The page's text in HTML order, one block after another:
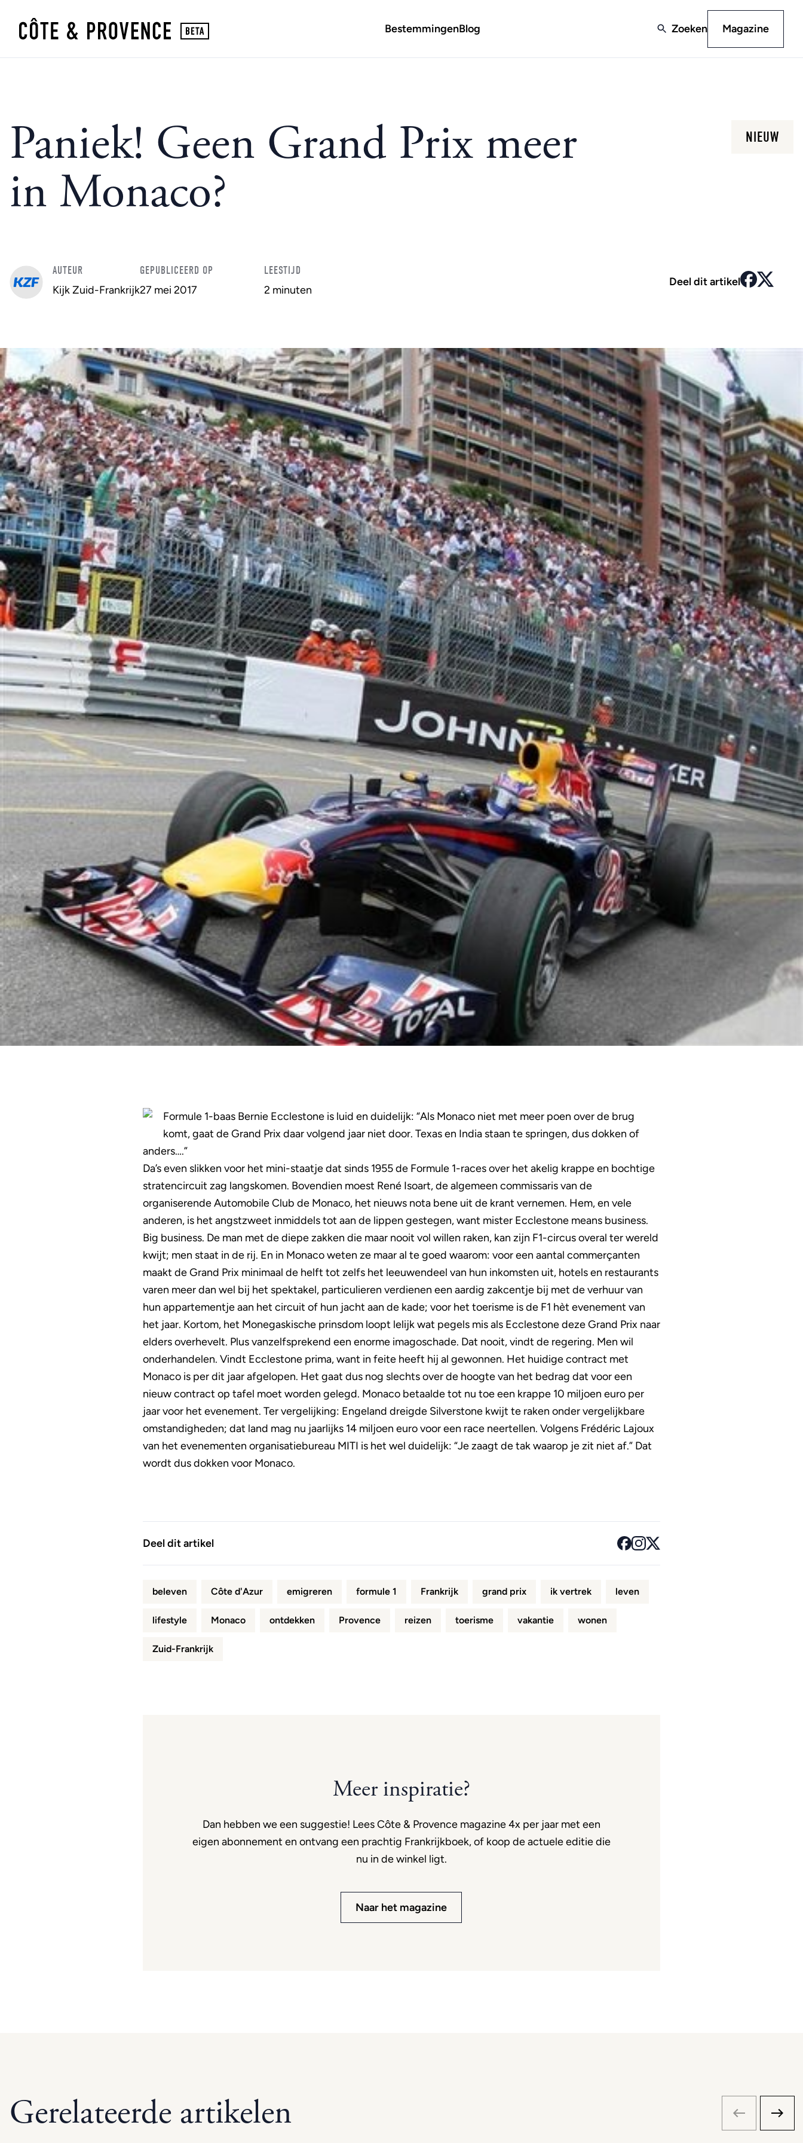
BestemmingenBlog Zoeken Magazine
Paniek! Geen Grand Prix meer
in Monaco?
NIEUW
AUTEUR
Kijk Zuid-Frankrijk
GEPUBLICEERD OP
27 mei 2017
LEESTIJD
2 minuten
Deel dit artikel
Formule 1-baas Bernie Ecclestone is luid en duidelijk: “Als Monaco niet met meer poen over de brug
komt, gaat de Grand Prix daar volgend jaar niet door. Texas en India staan te springen, dus dokken of
anders….”
Da’s even slikken voor het mini-staatje dat sinds 1955 de Formule 1-races over het akelig krappe en bochtige
stratencircuit zag langskomen. Bovendien moest René Isoart, de algemeen commissaris van de
organiserende Automobile Club de Monaco, het nieuws nota bene uit de krant vernemen. Hem, en vele
anderen, is het angstzweet inmiddels tot aan de lippen gestegen, want mister Ecclestone means business.
Big business. De man met de diepe zakken die maar nooit vol willen raken, kan zijn F1-circus overal ter wereld
kwijt; men staat in de rij. En in Monaco weten ze maar al te goed waarom: voor een aantal commerçanten
maakt de Grand Prix minimaal de helft tot zelfs het leeuwendeel van hun inkomsten uit, hotels en restaurants
varen meer dan wel bij het spektakel, particulieren verdienen een aardig zakcentje bij met de verhuur van
hun appartementje aan het circuit of hun jacht aan de kade; voor het toerisme is de F1 hèt evenement van
het jaar. Kortom, het Monegaskische prinsdom loopt lelijk wat pegels mis als Ecclestone deze Grand Prix naar
elders overhevelt. Plus vanzelfsprekend een enorme imagoschade. Dat nooit, vindt de regering. Men wil
onderhandelen. Vindt Ecclestone prima, want in feite heeft hij al gewonnen. Het huidige contract met
Monaco is per dit jaar afgelopen. Het gaat dus nog slechts over de hoogte van het bedrag dat voor een
nieuw contract op tafel moet worden gelegd. Monaco betaalde tot nu toe een krappe 10 miljoen euro per
jaar voor het evenement. Ter vergelijking: Engeland dreigde Silverstone kwijt te raken onder vergelijkbare
omstandigheden; dat land mag nu jaarlijks 14 miljoen euro voor een race neertellen. Volgens Frédéric Lajoux
van het evenementen organisatiebureau MITI is het wel duidelijk: “Je zaagt de tak waarop je zit niet af.” Dat
wordt dus dokken voor Monaco.
Deel dit artikel
beleven Côte d'Azur emigreren formule 1 Frankrijk grand prix ik vertrek leven
lifestyle Monaco ontdekken Provence reizen toerisme vakantie wonen
Zuid-Frankrijk
Meer inspiratie?
Dan hebben we een suggestie! Lees Côte & Provence magazine 4x per jaar met een
eigen abonnement en ontvang een prachtig Frankrijkboek, of koop de actuele editie die
nu in de winkel ligt.
Naar het magazine
Gerelateerde artikelen